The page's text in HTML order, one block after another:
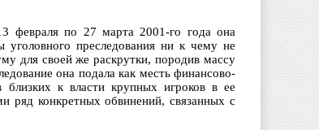
февраля по 27 марта 2001-го года она
преследования ни к чему не
для своей же раскрутки, породив массу
она подала как месть финансово-
близких к власти крупных игроков в ее
ряд конкретных обвинений, связанных с